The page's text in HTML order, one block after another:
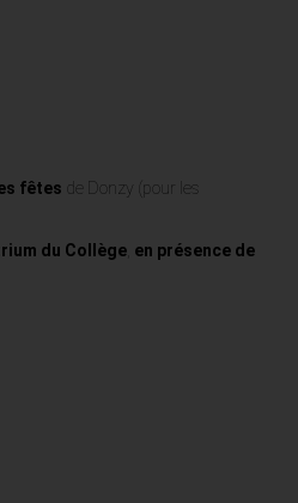
fêtes de Donzy (pour les
du Collège en présence de